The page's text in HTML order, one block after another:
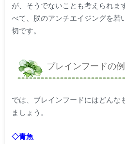
が、そうでないことも考えられま
べて、脳のアンチエイジングを若
切です。
ブレインフードの
では、ブレインフードにはどんな
ましょう。
◇青魚